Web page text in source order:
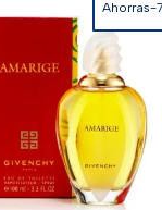
Ahorras-